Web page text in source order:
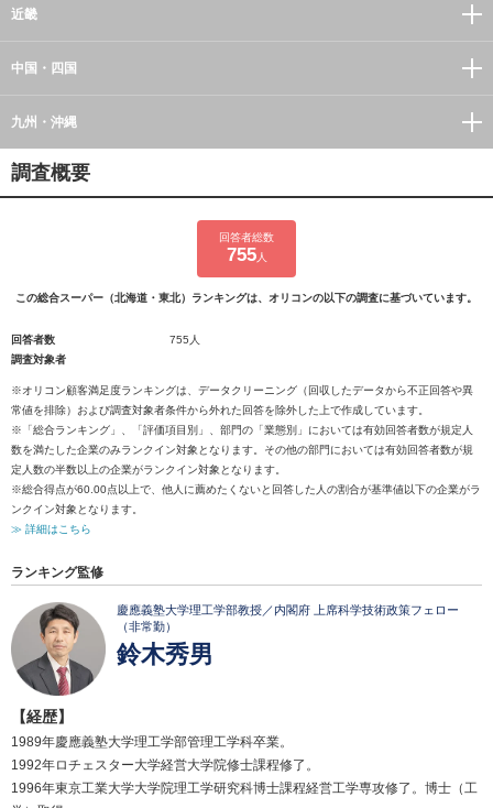
近畿
中国・四国
九州・沖縄
調査概要
回答者総数
755人
この総合スーパー（北海道・東北）ランキングは、オリコンの以下の調査に基づいています。
回答者数
755人
調査対象者
※オリコン顧客満足度ランキングは、データクリーニング（回収したデータから不正回答や異
常値を排除）および調査対象者条件から外れた回答を除外した上で作成しています。
※「総合ランキング」、「評価項目別」、部門の「業態別」においては有効回答者数が規定人
数を満たした企業のみランクイン対象となります。その他の部門においては有効回答者数が規
定人数の半数以上の企業がランクイン対象となります。
※総合得点が60.00点以上で、他人に薦めたくないと回答した人の割合が基準値以下の企業がラ
ンクイン対象となります。
≫ 詳細はこちら
ランキング監修
慶應義塾大学理工学部教授／内閣府 上席科学技術政策フェロー
（非常勤）
鈴木秀男
【経歴】
1989年慶應義塾大学理工学部管理工学科卒業。
1992年ロチェスター大学経営大学院修士課程修了。
1996年東京工業大学大学院理工学研究科博士課程経営工学専攻修了。博士（工